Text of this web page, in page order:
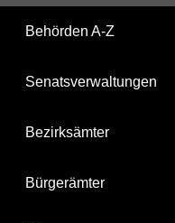
Behörden A-Z
Senatsverwaltungen
Bezirksämter
Bürgerämter